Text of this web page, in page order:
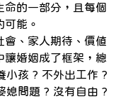
命的一部分，且每個
可能。
會、家人期待、價值
讓婚姻成了框架，總
小孩 ? 不外出工作 ?
媳問題 ? 沒有自由 ?